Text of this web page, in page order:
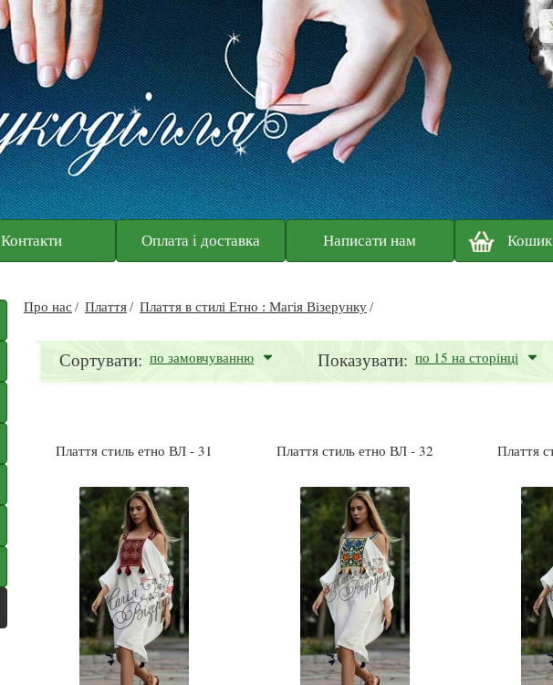
Контакти Оплата і доставка Написати нам
Про нас Плаття Плаття в стилі Етно : Магія Візерунку
Сортувати: по замовчуванню Показувати: по 15 на сторінці
Плаття стиль етно ВЛ - 31 Плаття стиль етно ВЛ - 32 Плаття